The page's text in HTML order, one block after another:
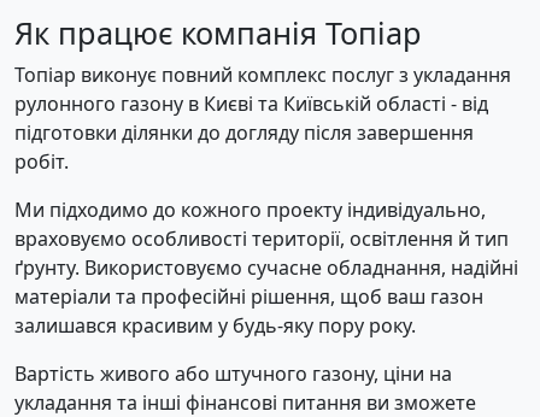
Як працює компанія Топіар
Топіар виконує повний комплекс послуг з укладання
рулонного газону в Києві та Київській області - від
підготовки ділянки до догляду після завершення
робіт.
Ми підходимо до кожного проекту індивідуально,
враховуємо особливості території, освітлення й тип
ґрунту. Використовуємо сучасне обладнання, надійні
матеріали та професійні рішення, щоб ваш газон
залишався красивим у будь-яку пору року.
Вартість живого або штучного газону, ціни на
укладання та інші фінансові питання ви зможете